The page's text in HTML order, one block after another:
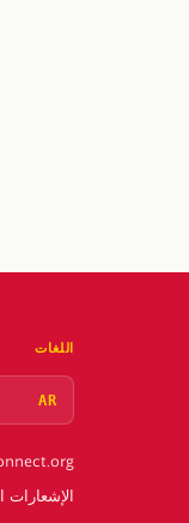
اللغات
AR
الإشعارات